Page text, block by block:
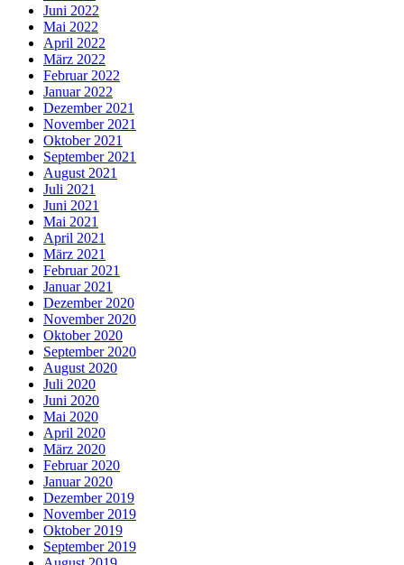
Juni 2022
Mai 2022
April 2022
März 2022
Februar 2022
Januar 2022
Dezember 2021
November 2021
Oktober 2021
September 2021
August 2021
Juli 2021
Juni 2021
Mai 2021
April 2021
März 2021
Februar 2021
Januar 2021
Dezember 2020
November 2020
Oktober 2020
September 2020
August 2020
Juli 2020
Juni 2020
Mai 2020
April 2020
März 2020
Februar 2020
Januar 2020
Dezember 2019
November 2019
Oktober 2019
September 2019